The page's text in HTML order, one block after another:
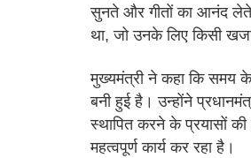
सुनते और गीतों का आनंद लेते
था, जो उनके लिए किसी
मुख्यमंत्री ने कहा कि समय
बनी हुई है। उन्होंने
स्थापित करने के प्रयासों
महत्वपूर्ण कार्य कर रहा है।